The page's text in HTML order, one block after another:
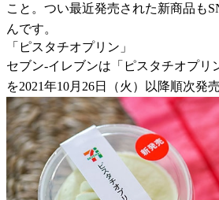
こと。つい最近発売された新商品も
んです。
「ピスタチオプリン」
セブン-イレブンは「ピスタチオプリ
を2021年10月26日（火）以降順次発